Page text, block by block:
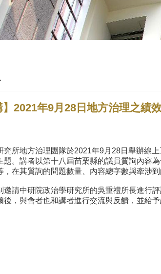
】2021年9月28日地方治理之績
究所地方治理團隊於2021年9月28日舉辦線
題。講者以第十八屆苗栗縣的議員質詢內容
，在其質詢的問題數量、內容總字數與牽涉到
邀請中研院政治學研究所的吳重禮所長進行
後，與會者也和講者進行交流與反饋，並給